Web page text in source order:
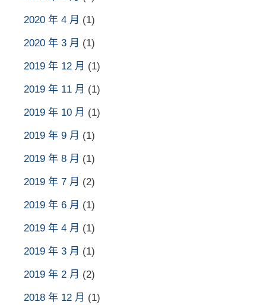
2020 年 4 月 (1)
2020 年 3 月 (1)
2019 年 12 月 (1)
2019 年 11 月 (1)
2019 年 10 月 (1)
2019 年 9 月 (1)
2019 年 8 月 (1)
2019 年 7 月 (2)
2019 年 6 月 (1)
2019 年 4 月 (1)
2019 年 3 月 (1)
2019 年 2 月 (2)
2018 年 12 月 (1)